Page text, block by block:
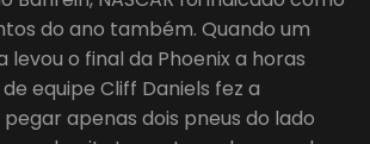
do ano também. Quando um
levou o final da Phoenix a horas
equipe Cliff Daniels fez a
apenas dois pneus do lado